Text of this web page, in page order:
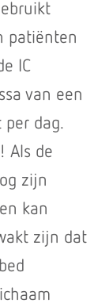
patiënten
IC
van een
dag.
Als de
zijn
kan
zijn dat